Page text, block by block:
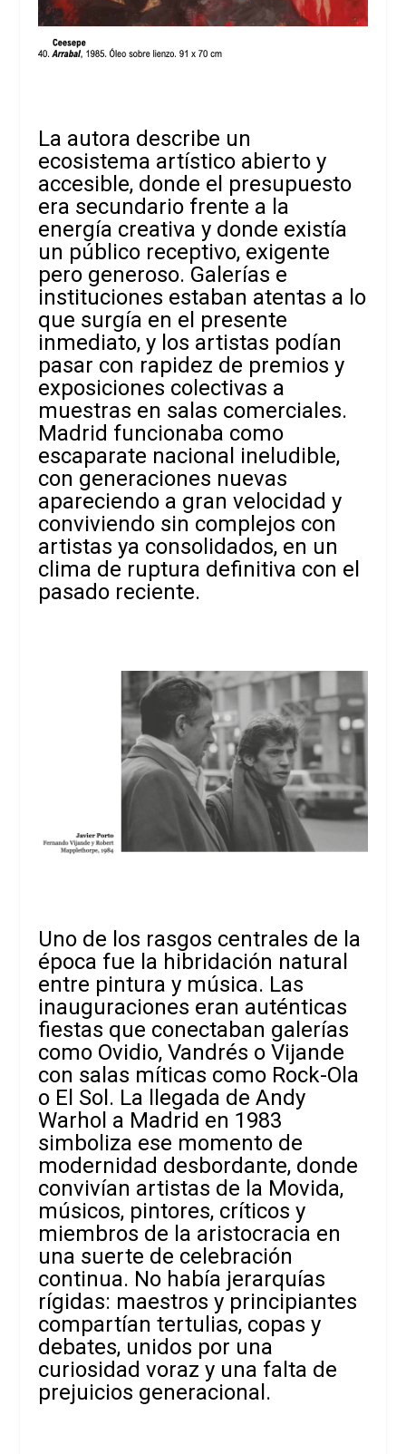
La autora describe un
ecosistema artístico abierto y
accesible, donde el presupuesto
era secundario frente a la
energía creativa y donde existía
un público receptivo, exigente
pero generoso. Galerías e
instituciones estaban atentas a lo
que surgía en el presente
inmediato, y los artistas podían
pasar con rapidez de premios y
exposiciones colectivas a
muestras en salas comerciales.
Madrid funcionaba como
escaparate nacional ineludible,
con generaciones nuevas
apareciendo a gran velocidad y
conviviendo sin complejos con
artistas ya consolidados, en un
clima de ruptura definitiva con el
pasado reciente.
Uno de los rasgos centrales de la
época fue la hibridación natural
entre pintura y música. Las
inauguraciones eran auténticas
fiestas que conectaban galerías
como Ovidio, Vandrés o Vijande
con salas míticas como Rock-Ola
o El Sol. La llegada de Andy
Warhol a Madrid en 1983
simboliza ese momento de
modernidad desbordante, donde
convivían artistas de la Movida,
músicos, pintores, críticos y
miembros de la aristocracia en
una suerte de celebración
continua. No había jerarquías
rígidas: maestros y principiantes
compartían tertulias, copas y
debates, unidos por una
curiosidad voraz y una falta de
prejuicios generacional.